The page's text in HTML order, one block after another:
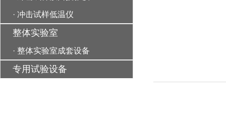
· 冲击试样低温仪
整体实验室
· 整体实验室成套设备
专用试验设备